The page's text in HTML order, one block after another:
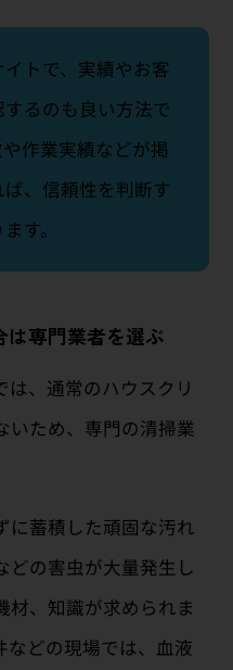
トで、実績やお客
るのも良い方法で
作業実績などが掲
、信頼性を判断す
す。
専門業者を選ぶ
、通常のハウスクリ
いため、専門の清掃業
に蓄積した頑固な汚れ
どの害虫が大量発生し
材、知識が求められま
などの現場では、血液